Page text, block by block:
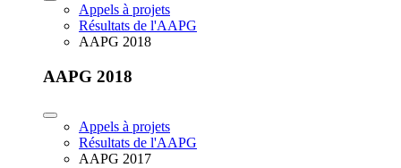
Appels à projets
Résultats de l'AAPG
AAPG 2018
AAPG 2018
Appels à projets
Résultats de l'AAPG
AAPG 2017